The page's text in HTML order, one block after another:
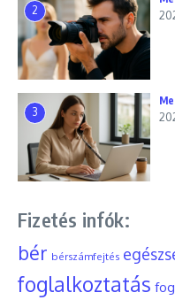
2
3
Fizetés infók:
bér bérszámfejtés
foglalkoztatás